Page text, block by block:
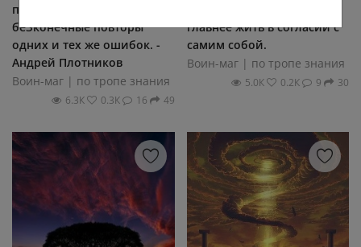
просто прожигает жизнь на
беЗконечные повторы
одних и тех же ошибок. -
Андрей Плотников
Воин-маг | по тропе знания
6.3К 0.3К 16 49
главнее жить в согласии с
самим собой.
Воин-маг | по тропе знания
5.0К 0.2К 9 30